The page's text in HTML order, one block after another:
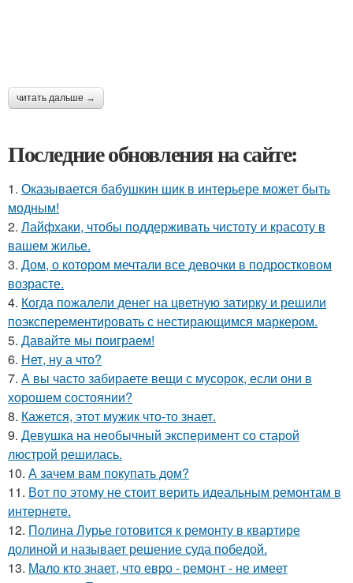
читать дальше →
Последние обновления на сайте:
1. Оказывается бабушкин шик в интерьере может быть
модным!
2. Лайфхаки, чтобы поддерживать чистоту и красоту в
вашем жилье.
3. Дом, о котором мечтали все девочки в подростковом
возрасте.
4. Когда пожалели денег на цветную затирку и решили
поэксперементировать с нестирающимся маркером.
5. Давайте мы поиграем!
6. Нет, ну а что?
7. А вы часто забираете вещи с мусорок, если они в
хорошем состоянии?
8. Кажется, этот мужик что-то знает.
9. Девушка на необычный эксперимент со старой
люстрой решилась.
10. А зачем вам покупать дом?
11. Вот по этому не стоит верить идеальным ремонтам в
интернете.
12. Полина Лурье готовится к ремонту в квартире
долиной и называет решение суда победой.
13. Мало кто знает, что евро - ремонт - не имеет